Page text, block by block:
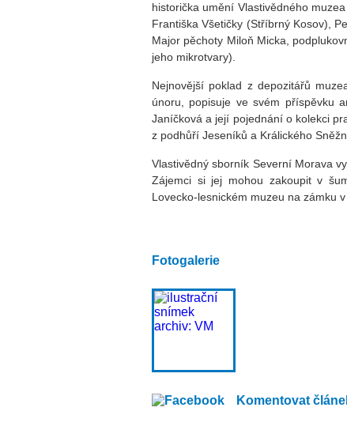
historička umění Vlastivědného
Františka Všetičky (Stříbrný Kosov),
Major pěchoty Miloň Micka,
jeho mikrotvary).
Nejnovější poklad z depozitářů
únoru, popisuje ve svém příspěvku
Janíčková a její pojednání o kolekci
z podhůří Jeseníků a Králického
Vlastivědný sborník Severní Morava
Zájemci si jej mohou zakoupit v
Lovecko-lesnickém muzeu na zámku
Fotogalerie
Komentovat